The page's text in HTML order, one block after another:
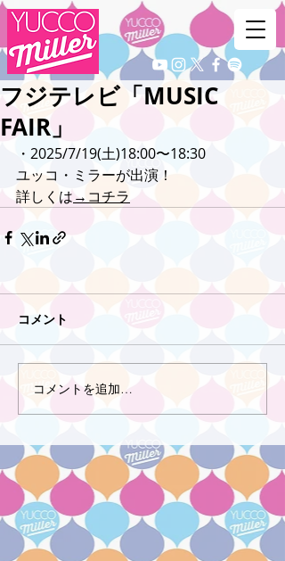
フジテレビ「MUSIC
FAIR」
・2025/7/19(土)18:00〜18:30
ユッコ・ミラーが出演！
詳しくは→コチラ
コメント
コメントを追加…